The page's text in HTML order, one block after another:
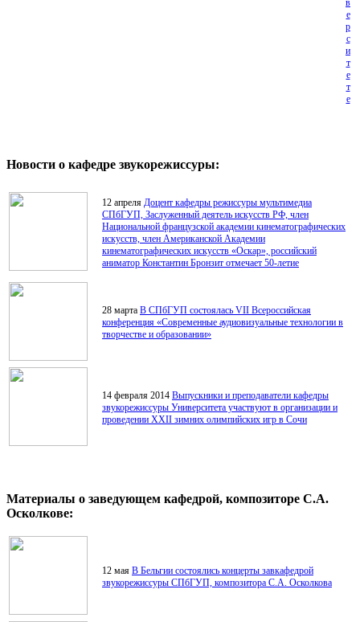
в
е
р
с
и
т
е
т
е
Новости о кафедре звукорежиссуры:
12 апреля Доцент кафедры режиссуры мультимедиа
СПбГУП, Заслуженный деятель искусств РФ, член
Национальной французской академии кинематографических
искусств, член Американской Академии
кинематографических искусств «Оскар», российский
аниматор Константин Бронзит отмечает 50-летие
28 марта В СПбГУП состоялась VII Всероссийская
конференция «Современные аудиовизуальные технологии в
творчестве и образовании»
14 февраля 2014 Выпускники и преподаватели кафедры
звукорежиссуры Университета участвуют в организации и
проведении XXII зимних олимпийских игр в Сочи
Материалы о заведующем кафедрой, композиторе С.А.
Осколкове:
12 мая В Бельгии состоялись концерты завкафедрой
звукорежиссуры СПбГУП, композитора С.А. Осколкова